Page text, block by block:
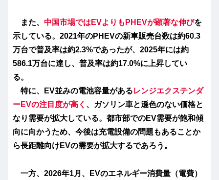
また、 中国市場ではEVよりもPHEVが顕著な伸びを
示している。2021年のPHEVの新車販売台数は約60.3
万台で普及率は約2.3%であったが、2025年には約
586.1万台に達し、普及率は約17.0%に上昇してい
る。
特に、EV並みの電池容量があるレンジエクステンダ
ーEVの注目度が高く 、ガソリン車と遜色のない価格と
なり需要が拡大している。都市部でのEV需要が飽和傾
向に向かうため、今後は充電設備の問題もあることか
ら長距離向けEVの需要が拡大するであろう。
一方、2026年1月、EVのエネルギー消費量（電費）